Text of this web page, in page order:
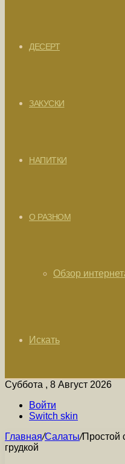
ДЕСЕРТ
ЗАКУСКИ
НАПИТКИ
О РАЗНОМ
Обзор
Искать
Суббота , 8 Август 2026
Войти
Switch skin
Главная/Салаты/Простой
грудкой